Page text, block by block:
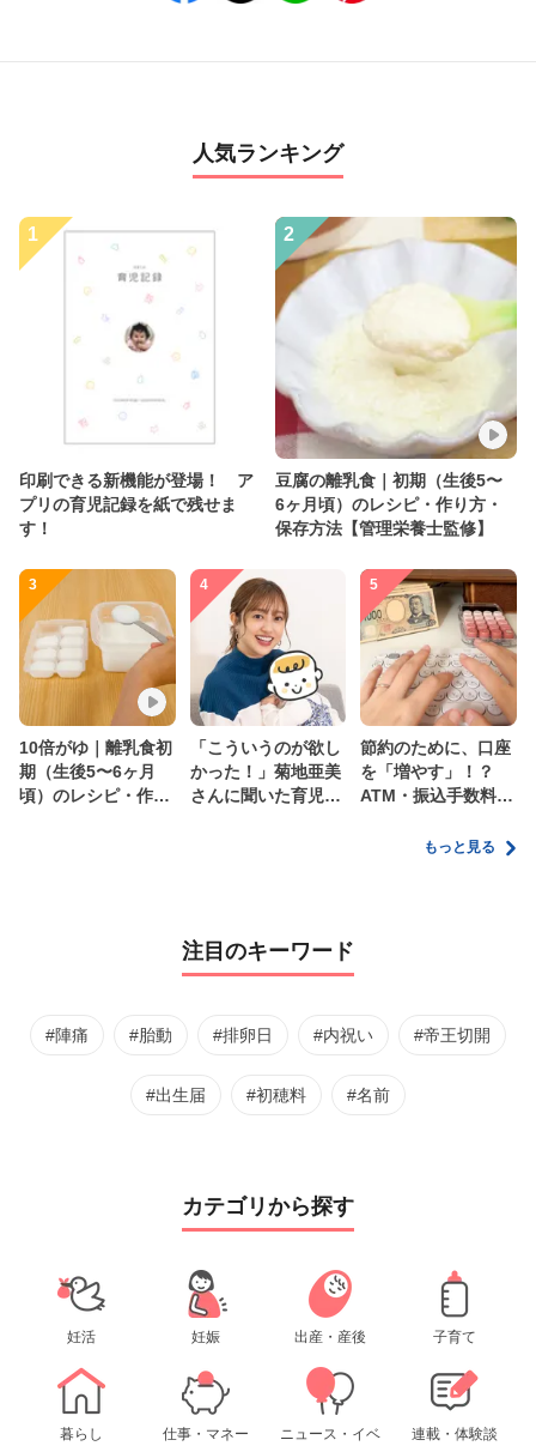
人気ランキング
1
印刷できる新機能が登場！ ア
プリの育児記録を紙で残せま
す！
2
豆腐の離乳食｜初期（生後5〜
6ヶ月頃）のレシピ・作り方・
保存方法【管理栄養士監修】
3
10倍がゆ｜離乳食初
期（生後5〜6ヶ月
頃）のレシピ・作り
4
「こういうのが欲し
かった！」菊地亜美
さんに聞いた育児
5
節約のために、口座
を「増やす」！？
ATM・振込手数料の
家計管理術もっと見る
注目のキーワード
#陣痛 #胎動 #排卵日 #内祝い #帝王切開
#出生届 #初穂料 #名前
カテゴリから探す
妊活 妊娠 出産・産後 子育て
暮らし 仕事・マネー
ニュース・イベ
連載・体験談